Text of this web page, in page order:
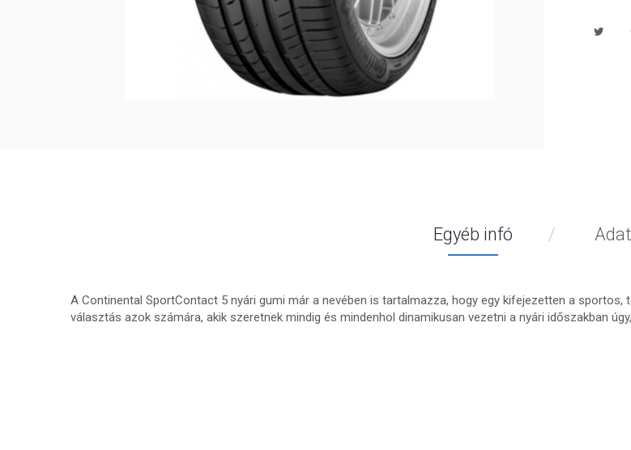
Egyéb infó
A Continental SportContact 5 nyári gumi már a nevében is tartalmazza, hogy egy kifejezetten a
választás azok számára, akik szeretnek mindig és mindenhol dinamikusan vezetni a nyári időszakban